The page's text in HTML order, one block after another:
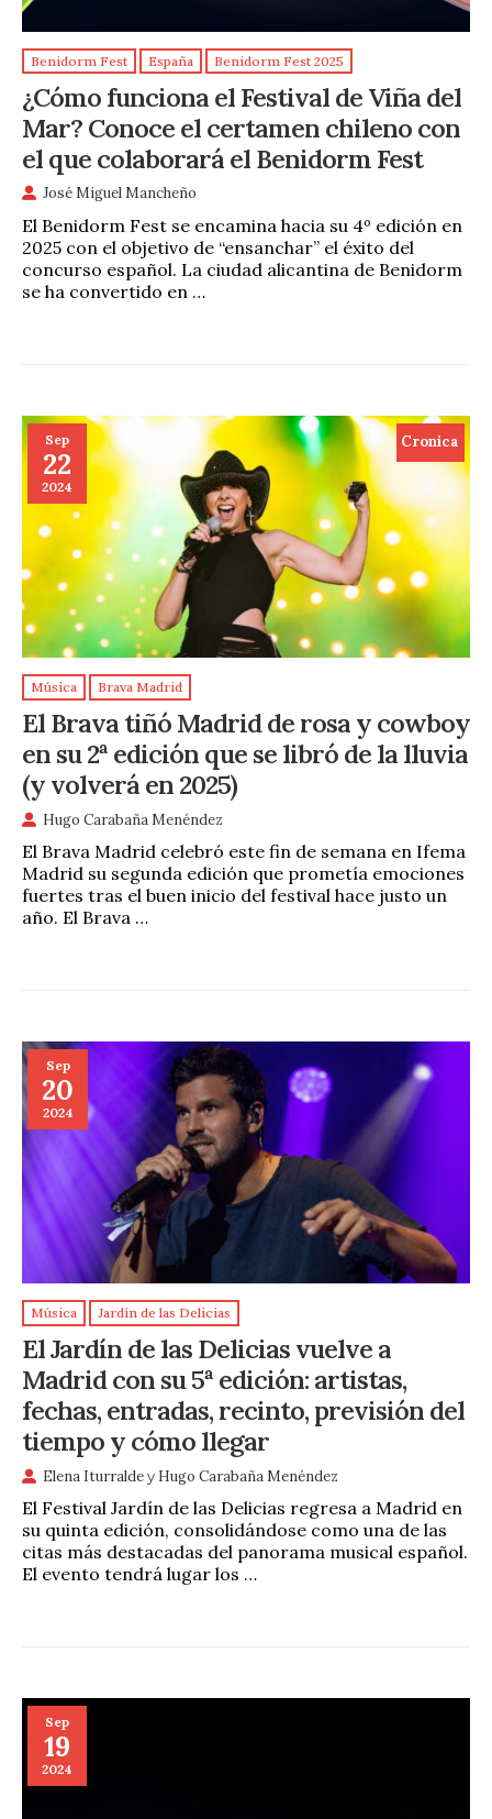
Benidorm Fest España Benidorm Fest 2025
¿Cómo funciona el Festival de Viña del
Mar? Conoce el certamen chileno con
el que colaborará el Benidorm Fest
José Miguel Mancheño
El Benidorm Fest se encamina hacia su 4º edición en
2025 con el objetivo de “ensanchar” el éxito del
concurso español. La ciudad alicantina de Benidorm
se ha convertido en …
Sep
22
2024
Cronica
Música Brava Madrid
El Brava tiñó Madrid de rosa y cowboy
en su 2ª edición que se libró de la lluvia
(y volverá en 2025)
Hugo Carabaña Menéndez
El Brava Madrid celebró este fin de semana en Ifema
Madrid su segunda edición que prometía emociones
fuertes tras el buen inicio del festival hace justo un
año. El Brava …
Sep
20
2024
Música Jardín de las Delicias
El Jardín de las Delicias vuelve a
Madrid con su 5ª edición: artistas,
fechas, entradas, recinto, previsión del
tiempo y cómo llegar
Elena Iturraldey Hugo Carabaña Menéndez
El Festival Jardín de las Delicias regresa a Madrid en
su quinta edición, consolidándose como una de las
citas más destacadas del panorama musical español.
El evento tendrá lugar los …
Sep
19
2024